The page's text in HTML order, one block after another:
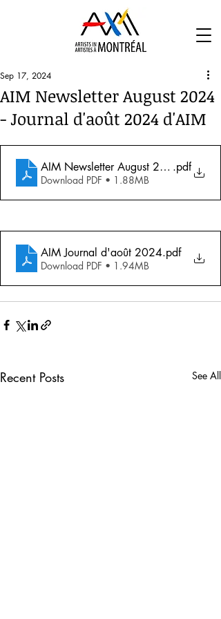
AIM Newsletter August 2024
- Journal d'août 2024 d'AIM
Sep 17, 2024
AIM Newsletter August 2024.pdf
Download PDF • 1.88MB
AIM Journal d'août 2024.pdf
Download PDF • 1.94MB
Recent Posts See All